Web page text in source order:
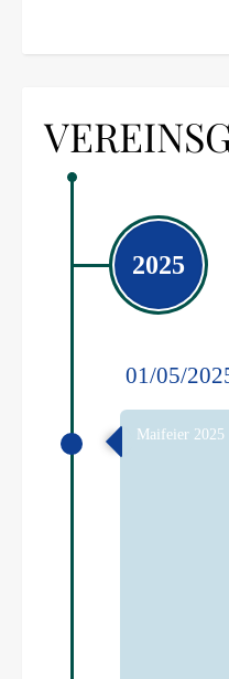
2025
01/05/
Maifeier 2025